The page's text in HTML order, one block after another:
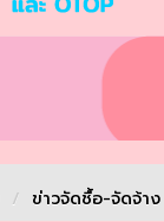
/ ข่าวจัดชื้อ-จัดจ้า